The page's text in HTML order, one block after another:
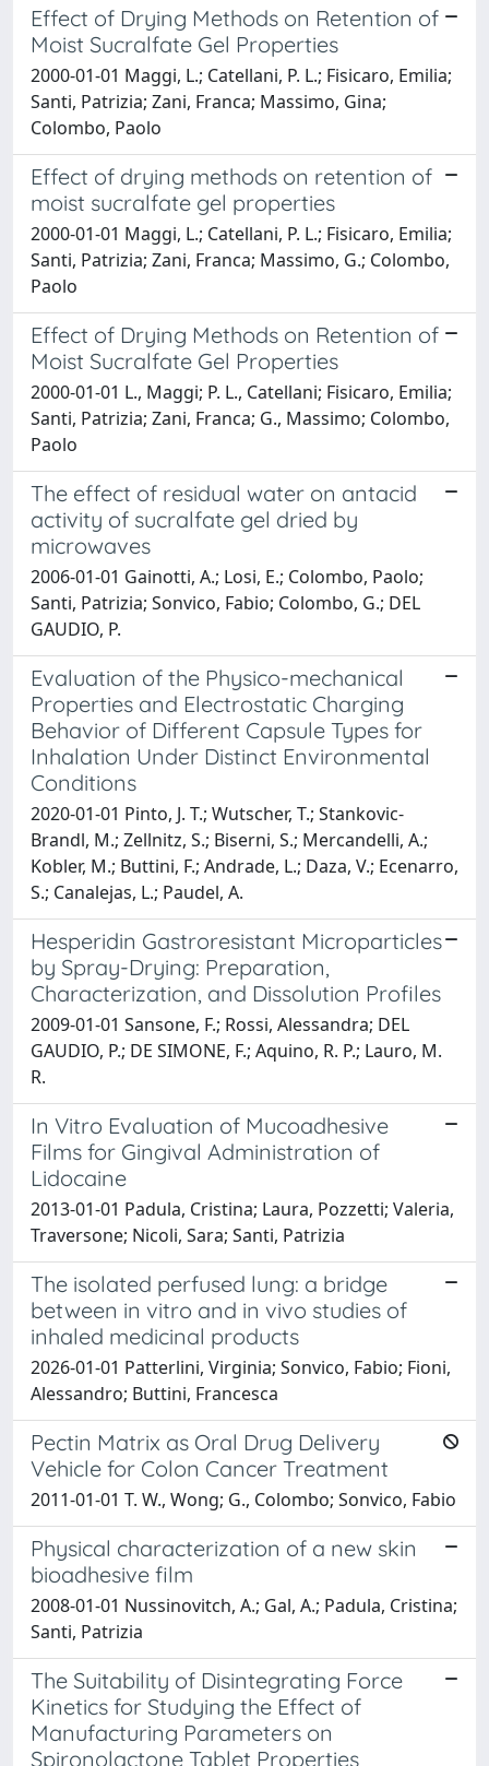
Effect of Drying Methods on Retention of
Moist Sucralfate Gel Properties
2000-01-01 Maggi, L.; Catellani, P. L.; Fisicaro, Emilia;
Santi, Patrizia; Zani, Franca; Massimo, Gina;
Colombo, Paolo
Effect of drying methods on retention of
moist sucralfate gel properties
2000-01-01 Maggi, L.; Catellani, P. L.; Fisicaro, Emilia;
Santi, Patrizia; Zani, Franca; Massimo, G.; Colombo,
Paolo
Effect of Drying Methods on Retention of
Moist Sucralfate Gel Properties
2000-01-01 L., Maggi; P. L., Catellani; Fisicaro, Emilia;
Santi, Patrizia; Zani, Franca; G., Massimo; Colombo,
Paolo
The effect of residual water on antacid
activity of sucralfate gel dried by
microwaves
2006-01-01 Gainotti, A.; Losi, E.; Colombo, Paolo;
Santi, Patrizia; Sonvico, Fabio; Colombo, G.; DEL
GAUDIO, P.
Evaluation of the Physico-mechanical
Properties and Electrostatic Charging
Behavior of Different Capsule Types for
Inhalation Under Distinct Environmental
Conditions
2020-01-01 Pinto, J. T.; Wutscher, T.; Stankovic-
Brandl, M.; Zellnitz, S.; Biserni, S.; Mercandelli, A.;
Kobler, M.; Buttini, F.; Andrade, L.; Daza, V.; Ecenarro,
S.; Canalejas, L.; Paudel, A.
Hesperidin Gastroresistant Microparticles
by Spray-Drying: Preparation,
Characterization, and Dissolution Profiles
2009-01-01 Sansone, F.; Rossi, Alessandra; DEL
GAUDIO, P.; DE SIMONE, F.; Aquino, R. P.; Lauro, M.
R.
In Vitro Evaluation of Mucoadhesive
Films for Gingival Administration of
Lidocaine
2013-01-01 Padula, Cristina; Laura, Pozzetti; Valeria,
Traversone; Nicoli, Sara; Santi, Patrizia
The isolated perfused lung: a bridge
between in vitro and in vivo studies of
inhaled medicinal products
2026-01-01 Patterlini, Virginia; Sonvico, Fabio; Fioni,
Alessandro; Buttini, Francesca
Pectin Matrix as Oral Drug Delivery
Vehicle for Colon Cancer Treatment
2011-01-01 T. W., Wong; G., Colombo; Sonvico, Fabio
Physical characterization of a new skin
bioadhesive film
2008-01-01 Nussinovitch, A.; Gal, A.; Padula, Cristina;
Santi, Patrizia
The Suitability of Disintegrating Force
Kinetics for Studying the Effect of
Manufacturing Parameters on
Spironolactone Tablet Properties